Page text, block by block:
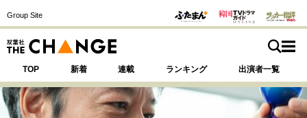
Group Site
TOP 新着 連載 ランキング 出演者一覧